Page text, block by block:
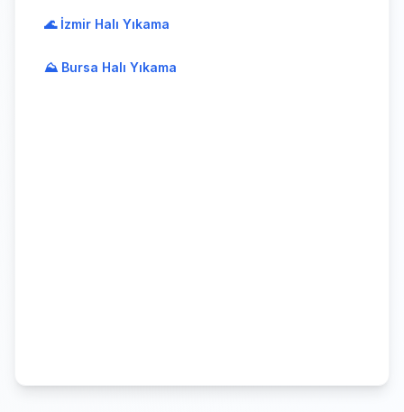
🌊 İzmir Halı Yıkama
⛰️ Bursa Halı Yıkama